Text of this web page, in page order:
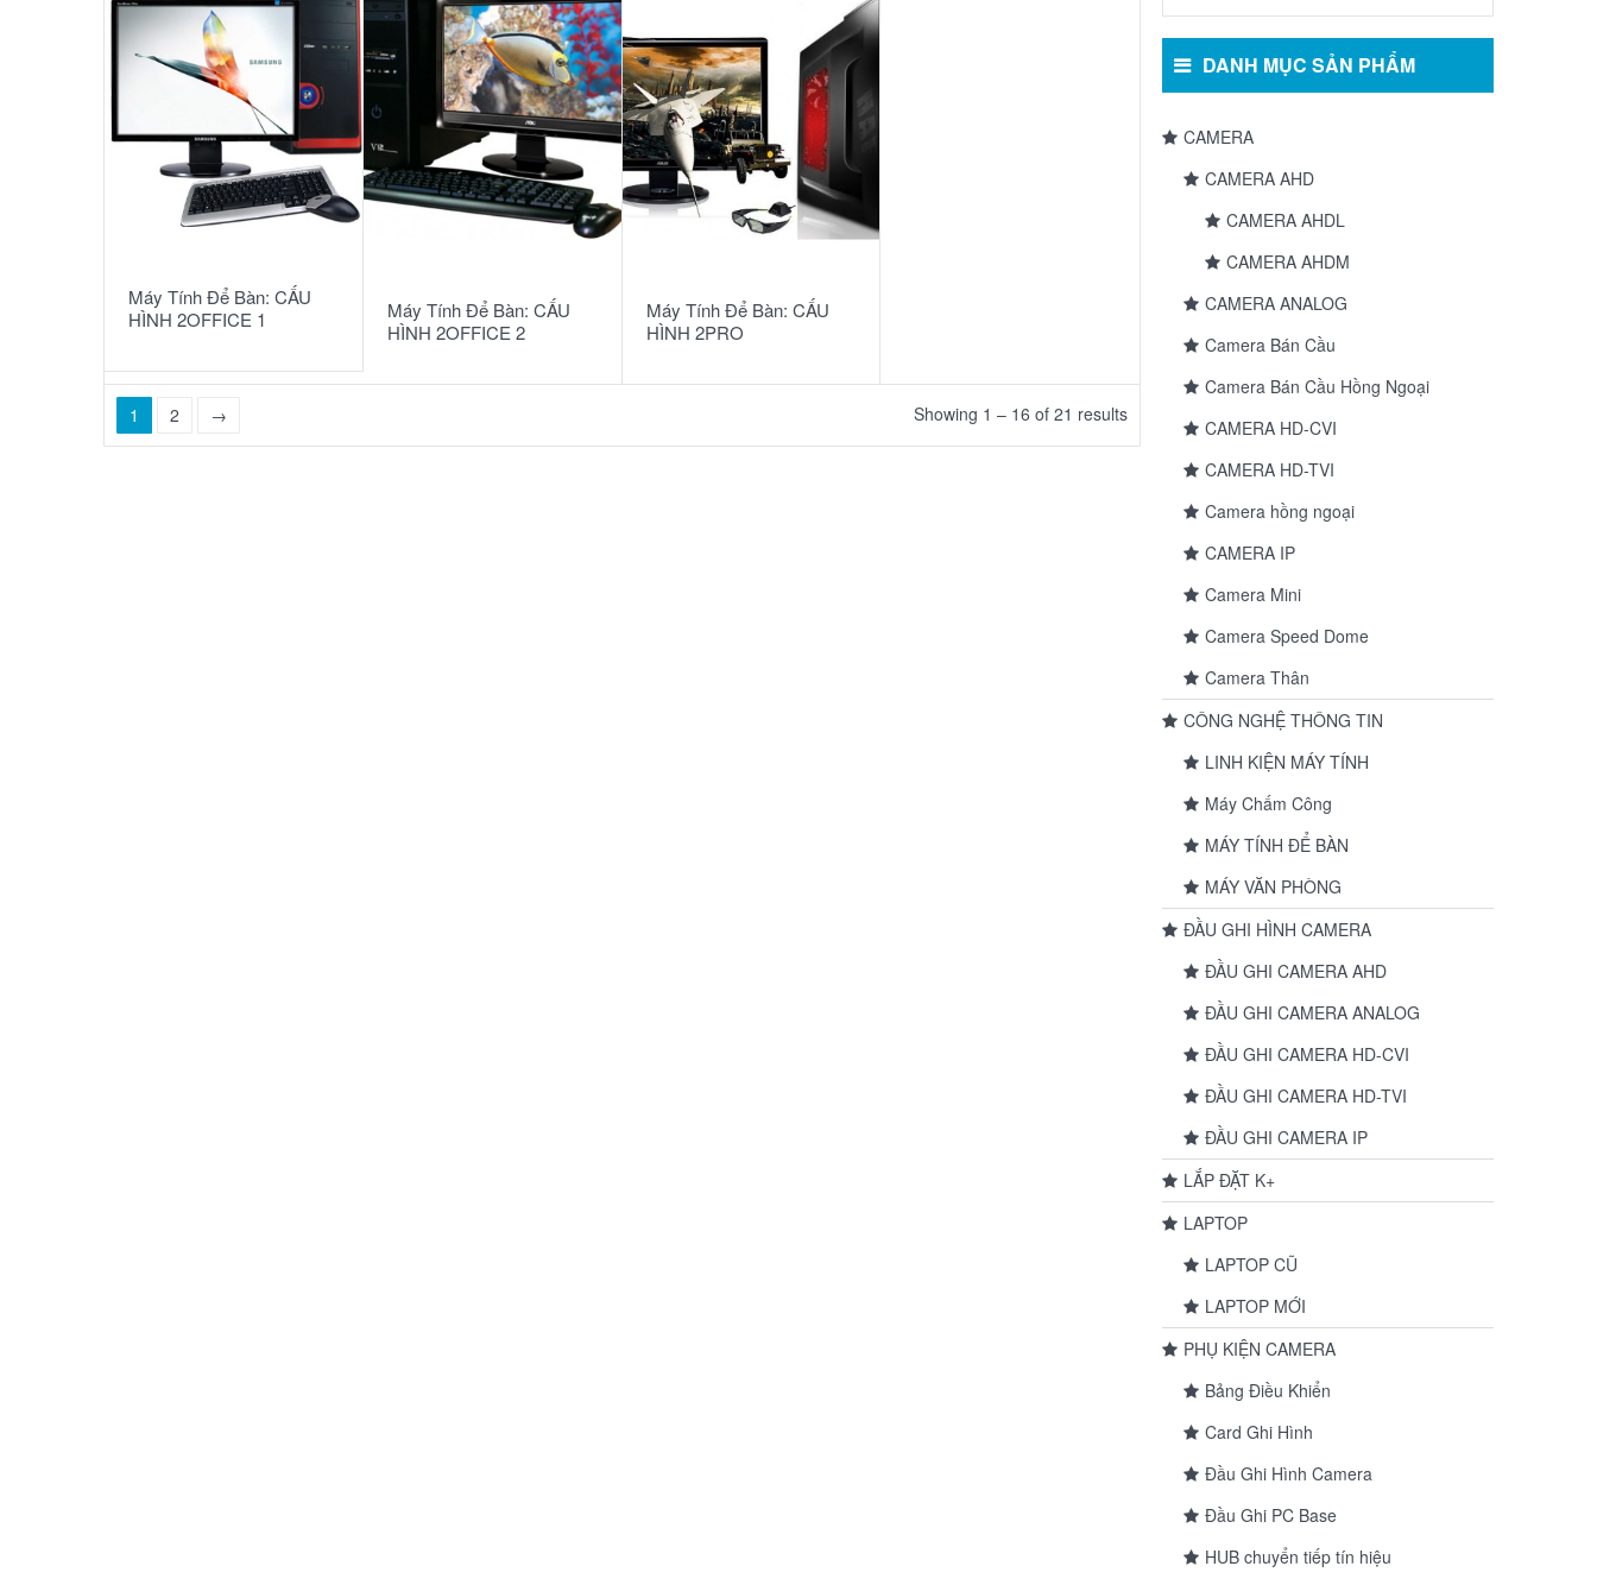
Máy Tính Để Bàn: CẤU
HÌNH 2OFFICE 1
Máy Tính Để Bàn: CẤU
HÌNH 2OFFICE 2
Máy Tính Để Bàn: CẤU
HÌNH 2PRO
1 2 → Showing 1 – 16 of 21 results
DANH MỤC SẢN PHẨM
CAMERA
CAMERA AHD
CAMERA AHDL
CAMERA AHDM
CAMERA ANALOG
Camera Bán Cầu
Camera Bán Cầu Hồng Ngoại
CAMERA HD-CVI
CAMERA HD-TVI
Camera hồng ngoại
CAMERA IP
Camera Mini
Camera Speed Dome
Camera Thân
CÔNG NGHỆ THÔNG TIN
LINH KIỆN MÁY TÍNH
Máy Chấm Công
MÁY TÍNH ĐỂ BÀN
MÁY VĂN PHÒNG
ĐẦU GHI HÌNH CAMERA
ĐẦU GHI CAMERA AHD
ĐẦU GHI CAMERA ANALOG
ĐẦU GHI CAMERA HD-CVI
ĐẦU GHI CAMERA HD-TVI
ĐẦU GHI CAMERA IP
LẮP ĐẶT K+
LAPTOP
LAPTOP CŨ
LAPTOP MỚI
PHỤ KIỆN CAMERA
Bảng Điều Khiển
Card Ghi Hình
Đầu Ghi Hình Camera
Đầu Ghi PC Base
HUB chuyển tiếp tín hiệu